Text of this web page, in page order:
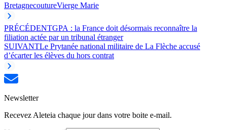
BretagnecoutureVierge Marie
PRÉCÉDENTGPA : la France doit désormais reconnaître la
filiation actée par un tribunal étranger
SUIVANTLe Prytanée national militaire de La Flèche accusé
d’écarter les élèves du hors contrat
Newsletter
Recevez Aleteia chaque jour dans votre boite e-mail.